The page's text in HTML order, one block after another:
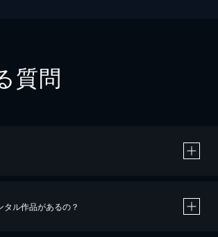
質問
ル作品があるの？